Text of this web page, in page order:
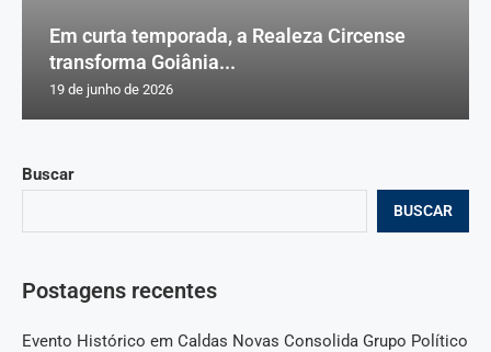
Buscar
BUSCAR
Postagens recentes
Evento Histórico em Caldas Novas Consolida Grupo Político
Em curta temporada, a Realeza Circense
transforma Goiânia...
19 de junho de 2026